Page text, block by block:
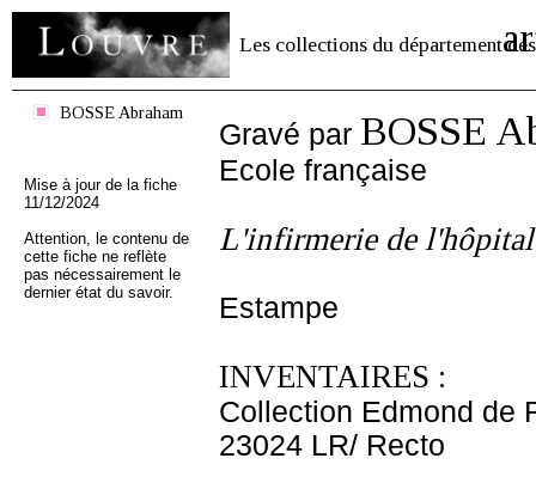
Les collections du département des
BOSSE Abraham
Mise à jour de la fiche
11/12/2024
Attention, le contenu de
cette fiche ne reflète
pas nécessairement le
dernier état du savoir.
Gravé par BOSSE
Ecole française
L'infirmerie de
Estampe
INVENTAIRES :
Collection Edmond de
23024 LR/ Recto